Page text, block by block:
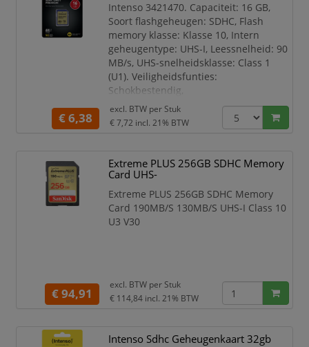
Intenso 3421470. Capaciteit: 16 GB,
Soort flashgeheugen: SDHC, Flash
memory klasse: Klasse 10, Intern
geheugentype: UHS-I, Leessnelheid: 90
MB/s, UHS-snelheidsklasse: Class 1
(U1). Veiligheidsfunties:
Schokbestendig,
Temperatuurbestendig,
Röntgenbestendig, Kleur van het
product: Blauw
Soort flashgeheugen SDHC
Flash memory klasse Klasse 10
Leessnelheid 90 MB/s
Intern geheugentype UHS-I
UHS-snelhei
€ 6,38
excl. BTW per Stuk
€ 7,72 incl. 21% BTW
Extreme PLUS 256GB SDHC Memory
Card UHS-
Extreme PLUS 256GB SDHC Memory
Card 190MB/S 130MB/S UHS-I Class 10
U3 V30
€ 94,91
excl. BTW per Stuk
€ 114,84 incl. 21% BTW
Intenso Sdhc Geheugenkaart 32gb